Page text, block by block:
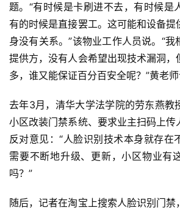
题。“有时候是卡刷进不去，有时候是
有的时候是直接罢工。这可能和设备提
身没有关系。”该物业工作人员说。“
提供方，没有人会希望出现技术漏洞，
多，谁又能保证百分百安全呢？”黄老师
去年3月，清华大学法学院的劳东燕教
小区改装门禁系统、要求业主扫码上传
反对意见：“人脸识别技术本身就存在
需要不断地升级、更新，小区物业有
吗？”
随后，记者在淘宝上搜索人脸识别门禁